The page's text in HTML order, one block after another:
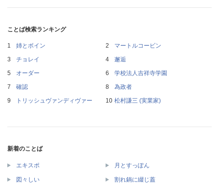
ことば検索ランキング
姉とボイン
マートルコービン
チョレイ
邂逅
オーダー
学校法人吉祥寺学園
確認
為政者
トリッシュヴァンディヴァー
松村謙三 (実業家)
新着のことば
エキスポ 月とすっぽん
図々しい 割れ鍋に綴じ蓋